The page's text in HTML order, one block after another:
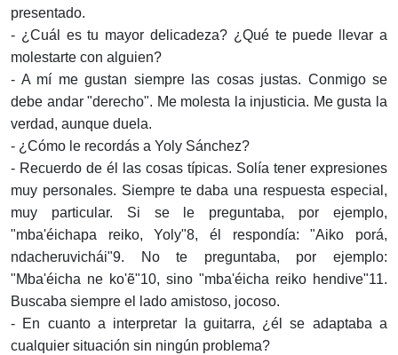
presentado.
- ¿Cuál es tu mayor delicadeza? ¿Qué te puede llevar a
molestarte con alguien?
- A mí me gustan siempre las cosas justas. Conmigo se
debe andar "derecho". Me molesta la injusticia. Me gusta la
verdad, aunque duela.
- ¿Cómo le recordás a Yoly Sánchez?
- Recuerdo de él las cosas típicas. Solía tener expresiones
muy personales. Siempre te daba una respuesta especial,
muy particular. Si se le preguntaba, por ejemplo,
"mba'éichapa reiko, Yoly"8, él respondía: "Aiko porá,
ndacheruvichái"9. No te preguntaba, por ejemplo:
"Mba'éicha ne ko'ẽ"10, sino "mba'éicha reiko hendive"11.
Buscaba siempre el lado amistoso, jocoso.
- En cuanto a interpretar la guitarra, ¿él se adaptaba a
cualquier situación sin ningún problema?